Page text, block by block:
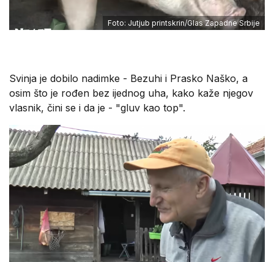
Foto: Jutjub printskrin/Glas Zapadne Srbije
Svinja je dobilo nadimke - Bezuhi i Prasko Naško, a
osim što je rođen bez ijednog uha, kako kaže njegov
vlasnik, čini se i da je - "gluv kao top".